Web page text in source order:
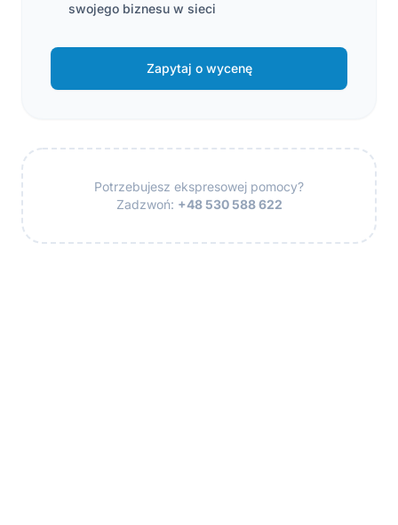
swojego biznesu w sieci
Zapytaj o wycenę
Potrzebujesz ekspresowej pomocy?
Zadzwoń: +48 530 588 622